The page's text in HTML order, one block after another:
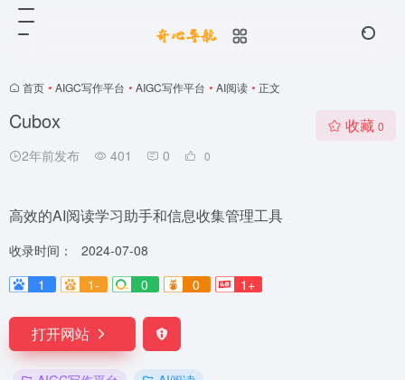
首页 • AIGC写作平台 • AIGC写作平台 • AI阅读 • 正文
Cubox
2年前发布 401 0 0
收藏 0
高效的AI阅读学习助手和信息收集管理工具
收录时间：
2024-07-08
1
1- 0 0 1+
打开网站